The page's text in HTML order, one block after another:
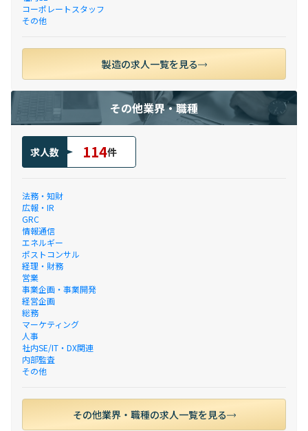
コーポレートスタッフ
その他
製造の求人一覧を見る
その他業界・職種
求人数 114件
法務・知財
広報・IR
GRC
情報通信
エネルギー
ポストコンサル
経理・財務
営業
事業企画・事業開発
経営企画
総務
マーケティング
人事
社内SE/IT・DX関連
内部監査
その他
その他業界・職種の求人一覧を見る